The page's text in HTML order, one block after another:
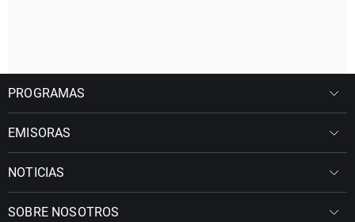
PROGRAMAS
EMISORAS
NOTICIAS
SOBRE NOSOTROS